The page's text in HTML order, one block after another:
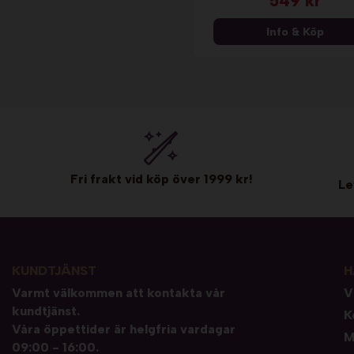
Info & Köp
Fri frakt vid köp över 1999 kr!
Varmt välkommen att kontakta vår
kundtjänst.
Våra öppettider är helgfria vardagar
09:00 - 16:00.